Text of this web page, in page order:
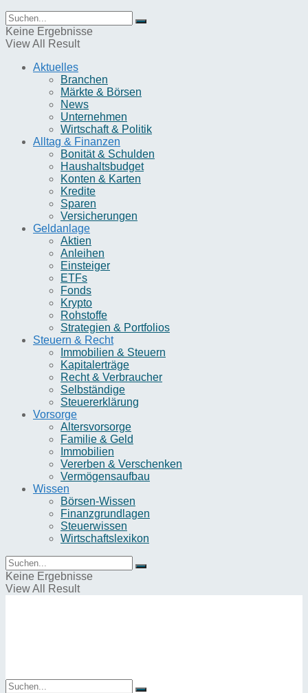
Keine Ergebnisse
View All Result
Aktuelles
Branchen
Märkte & Börsen
News
Unternehmen
Wirtschaft & Politik
Alltag & Finanzen
Bonität & Schulden
Haushaltsbudget
Konten & Karten
Kredite
Sparen
Versicherungen
Geldanlage
Aktien
Anleihen
Einsteiger
ETFs
Fonds
Krypto
Rohstoffe
Strategien & Portfolios
Steuern & Recht
Immobilien & Steuern
Kapitalerträge
Recht & Verbraucher
Selbständige
Steuererklärung
Vorsorge
Altersvorsorge
Familie & Geld
Immobilien
Vererben & Verschenken
Vermögensaufbau
Wissen
Börsen-Wissen
Finanzgrundlagen
Steuerwissen
Wirtschaftslexikon
Keine Ergebnisse
View All Result